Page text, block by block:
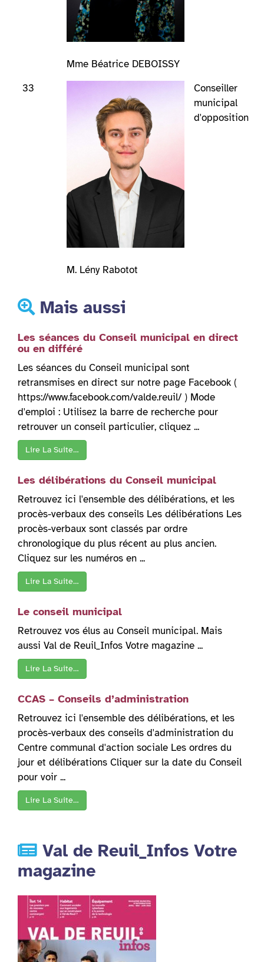
Mme Béatrice DEBOISSY
33
M. Lény Rabotot
Conseiller
municipal
d'opposition
Mais aussi
Les séances du Conseil municipal en direct
ou en différé
Les séances du Conseil municipal sont
retransmises en direct sur notre page Facebook (
https://www.facebook.com/valde.reuil/ ) Mode
d'emploi : Utilisez la barre de recherche pour
retrouver un conseil particulier, cliquez ...
Lire La Suite…
Les délibérations du Conseil municipal
Retrouvez ici l'ensemble des délibérations, et les
procès-verbaux des conseils Les délibérations Les
procès-verbaux sont classés par ordre
chronologique du plus récent au plus ancien.
Cliquez sur les numéros en ...
Lire La Suite…
Le conseil municipal
Retrouvez vos élus au Conseil municipal. Mais
aussi Val de Reuil_Infos Votre magazine ...
Lire La Suite…
CCAS – Conseils d’administration
Retrouvez ici l'ensemble des délibérations, et les
procès-verbaux des conseils d'administration du
Centre communal d'action sociale Les ordres du
jour et délibérations Cliquer sur la date du Conseil
pour voir ...
Lire La Suite…
Val de Reuil_Infos Votre
magazine